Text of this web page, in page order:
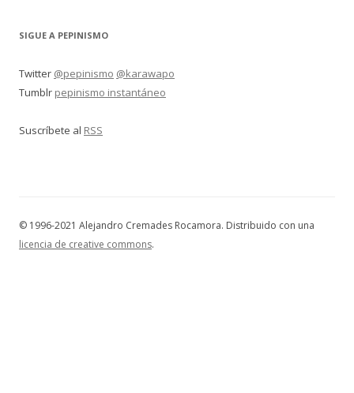
SIGUE A PEPINISMO
Twitter @pepinismo @karawapo
Tumblr pepinismo instantáneo
Suscríbete al RSS
© 1996-2021 Alejandro Cremades Rocamora. Distribuido con una
licencia de creative commons.